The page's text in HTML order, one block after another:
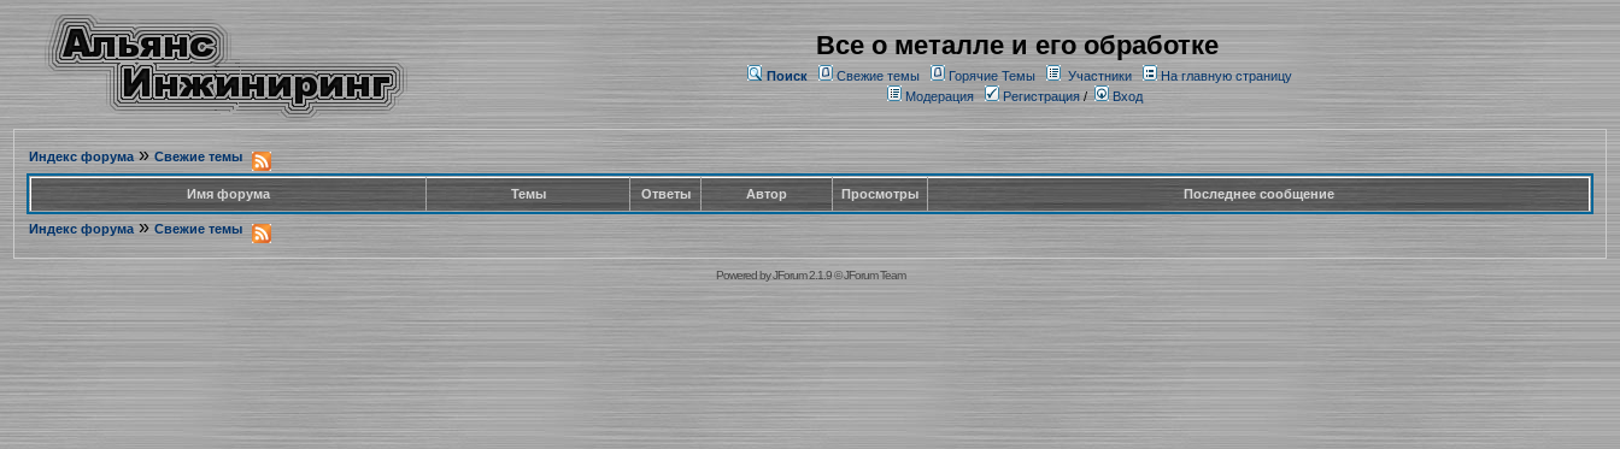
Все о металле и его обработке
Поиск Свежие темы Горячие Темы Участники
На главную страницу
Модерация
Регистрация/ Вход
Индекс форума» Свежие темы
Имя форума Темы Ответы Автор Просмотры Последнее сообщение
Индекс форума » Свежие темы
Powered byJForum 2.1.9©JForum Team